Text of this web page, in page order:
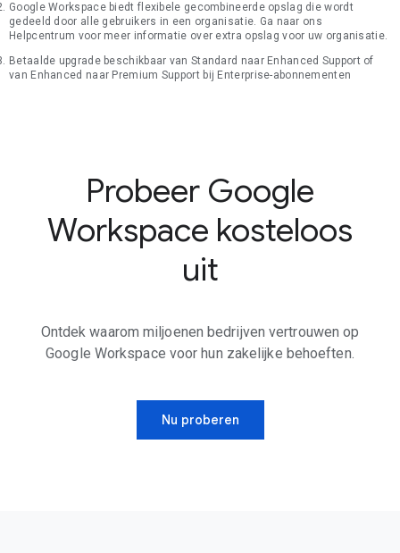
Google Workspace biedt flexibele gecombineerde opslag die wordt
gedeeld door alle gebruikers in een organisatie. Ga naar ons
Helpcentrum voor meer informatie over extra opslag voor uw organisatie.
Betaalde upgrade beschikbaar van Standard naar Enhanced Support of
van Enhanced naar Premium Support bij Enterprise-abonnementen
Probeer Google
Workspace kosteloos
uit
Ontdek waarom miljoenen bedrijven vertrouwen op
Google Workspace voor hun zakelijke behoeften.
Nu proberen